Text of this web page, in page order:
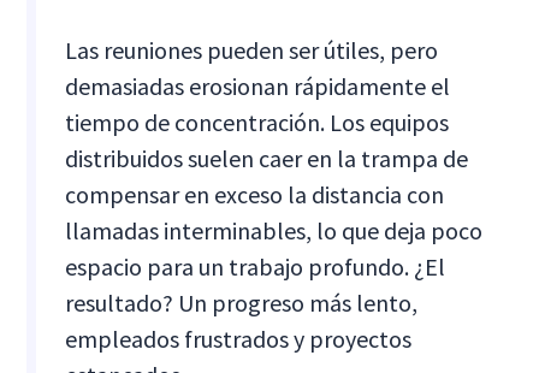
Las reuniones pueden ser útiles, pero
demasiadas erosionan rápidamente el
tiempo de concentración. Los equipos
distribuidos suelen caer en la trampa de
compensar en exceso la distancia con
llamadas interminables, lo que deja poco
espacio para un trabajo profundo. ¿El
resultado? Un progreso más lento,
empleados frustrados y proyectos